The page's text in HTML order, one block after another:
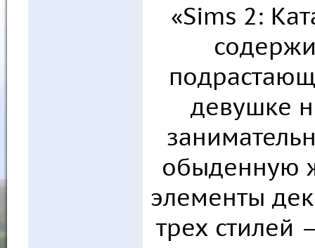
«Sims 2:
девушке
обыденную
элементы
трех стилей